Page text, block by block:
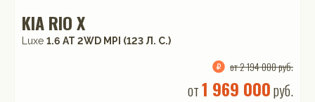
KIA RIO X
Luxe 1.6 АТ 2WD MPI (123 Л. C.)
от 2 194 000 руб.
от1 969 000руб.